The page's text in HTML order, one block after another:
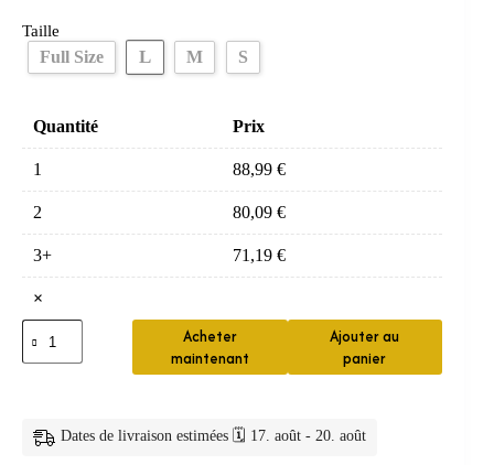
Taille
Full Size L M S
Quantité Prix
1 88,99 €
2 80,09 €
3+ 71,19 €
×
quantité
de
Masque
Acheter
maintenant
Ajouter au
panier
Dates de livraison estimées 🗓️ 17. août - 20. août